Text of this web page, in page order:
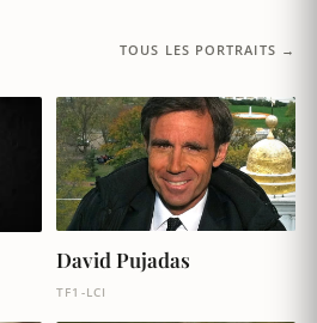
TOUS LES PORTRAITS →
David Pujadas
TF1-LCI